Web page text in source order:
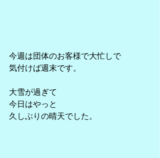
今週は団体のお客様で大忙しで
気付けば週末です。
大雪が過ぎて
今日はやっと
久しぶりの晴天でした。